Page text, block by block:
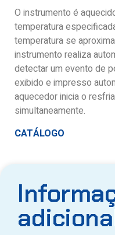
O instrumento é
temperatura
temperatura se
instrumento realiza
detectar um evento de
exibido e impresso
aquecedor inicia o
simultaneamente.
CATÁLOGO